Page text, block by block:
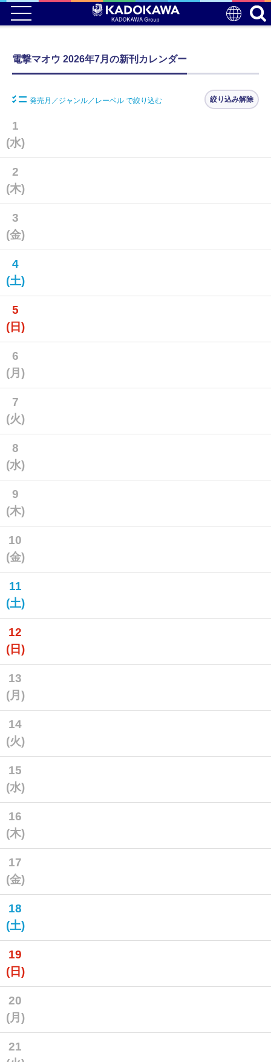
電撃マオウ 2026年7月の新刊カレンダー
発売月／ジャンル／レーベル で絞り込む 絞り込み解除
1
(水)
2
(木)
3
(金)
4
(土)
5
(日)
6
(月)
7
(火)
8
(水)
9
(木)
10
(金)
11
(土)
12
(日)
13
(月)
14
(火)
15
(水)
16
(木)
17
(金)
18
(土)
19
(日)
20
(月)
21